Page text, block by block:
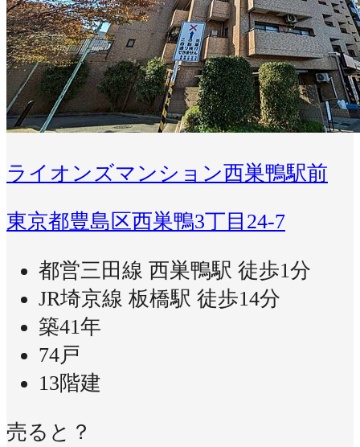
ライオンズマンション西巣鴨駅前
東京都豊島区西巣鴨3丁目24-7
都営三田線 西巣鴨駅 徒歩1分
JR埼京線 板橋駅 徒歩14分
築41年
74戸
13階建
売ると？